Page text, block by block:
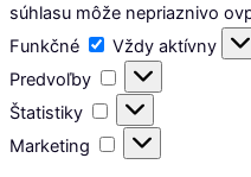
súhlasu môže nepriaznivo
Funkčné
Funkčné
Vždy aktívny
Predvoľby
Predvoľby
Štatistiky
Štatistiky
Marketing
Marketing